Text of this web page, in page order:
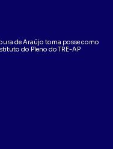
de Araújo toma posse como
do Pleno do TRE-AP